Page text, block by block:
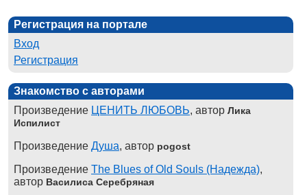
Регистрация на портале
Вход
Регистрация
Знакомство с авторами
Произведение ЦЕНИТЬ ЛЮБОВЬ, автор Лика
Испилист
Произведение Душа, автор pogost
Произведение The Blues of Old Souls (Надежда),
автор Василиса Серебряная